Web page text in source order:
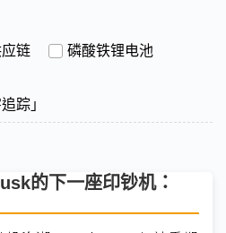
链
磷酸铁锂电池
踪」
的下一座印钞机：